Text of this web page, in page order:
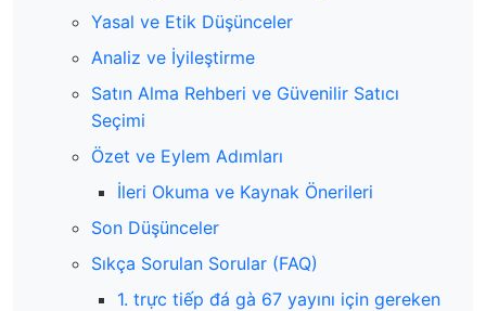
Yasal ve Etik Düşünceler
Analiz ve İyileştirme
Satın Alma Rehberi ve Güvenilir Satıcı
Seçimi
Özet ve Eylem Adımları
İleri Okuma ve Kaynak Önerileri
Son Düşünceler
Sıkça Sorulan Sorular (FAQ)
1. trực tiếp đá gà 67 yayını için gereken